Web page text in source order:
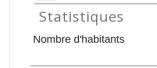
Statistiques
Nombre d'habitants